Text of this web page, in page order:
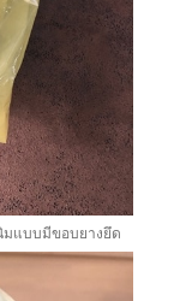
มแบบมีขอบยางยึด